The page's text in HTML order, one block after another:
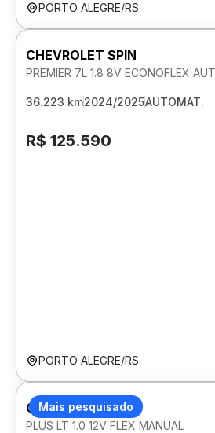
PORTO ALEGRE/RS
CHEVROLET SPIN
PREMIER 7L 1.8 8V ECONOFLEX
36.223 km2024/2025AUTOMAT.
R$ 125.590
PORTO ALEGRE/RS
Mais pesquisado
CHEVROLET ONIX
PLUS LT 1.0 12V FLEX MANUAL